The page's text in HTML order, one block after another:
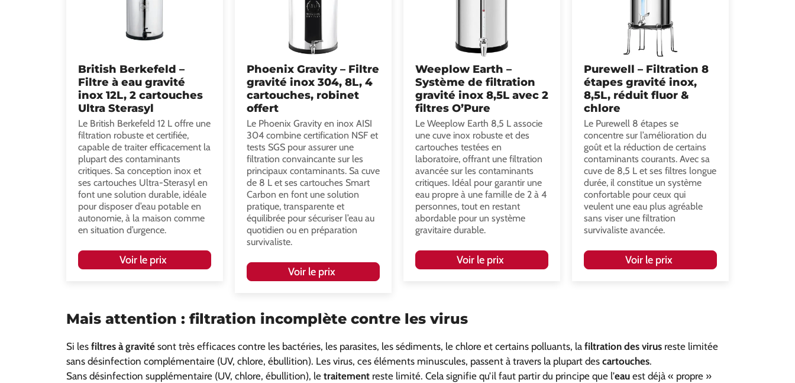
British Berkefeld –
Filtre à eau gravité
inox 12L, 2 cartouches
Ultra Sterasyl
Le British Berkefeld 12 L offre une
filtration robuste et certifiée,
capable de traiter efficacement la
plupart des contaminants
critiques. Sa conception inox et
ses cartouches Ultra-Sterasyl en
font une solution durable, idéale
pour disposer d’eau potable en
autonomie, à la maison comme
en situation d’urgence.
Voir le prix
Phoenix Gravity – Filtre
gravité inox 304, 8L, 4
cartouches, robinet
offert
Le Phoenix Gravity en inox AISI
304 combine certification NSF et
tests SGS pour assurer une
filtration convaincante sur les
principaux contaminants. Sa cuve
de 8 L et ses cartouches Smart
Carbon en font une solution
pratique, transparente et
équilibrée pour sécuriser l’eau au
quotidien ou en préparation
survivaliste.
Voir le prix
Weeplow Earth –
Système de filtration
gravité inox 8,5L avec 2
filtres O’Pure
Le Weeplow Earth 8,5 L associe
une cuve inox robuste et des
cartouches testées en
laboratoire, offrant une filtration
avancée sur les contaminants
critiques. Idéal pour garantir une
eau propre à une famille de 2 à 4
personnes, tout en restant
abordable pour un système
gravitaire durable.
Voir le prix
Purewell – Filtration 8
étapes gravité inox,
8,5L, réduit fluor &
chlore
Le Purewell 8 étapes se
concentre sur l’amélioration du
goût et la réduction de certains
contaminants courants. Avec sa
cuve de 8,5 L et ses filtres longue
durée, il constitue un système
confortable pour ceux qui
veulent une eau plus agréable
sans viser une filtration
survivaliste avancée.
Voir le prix
Mais attention : filtration incomplète contre les virus
Si les filtres à gravité sont très efficaces contre les bactéries, les parasites, les sédiments, le chlore et certains polluants, la filtration des virus reste limitée
sans désinfection complémentaire (UV, chlore, ébullition). Les virus, ces éléments minuscules, passent à travers la plupart des cartouches.
Sans désinfection supplémentaire (UV, chlore, ébullition), le traitement reste limité. Cela signifie qu’il faut partir du principe que l’eau est déjà « propre »